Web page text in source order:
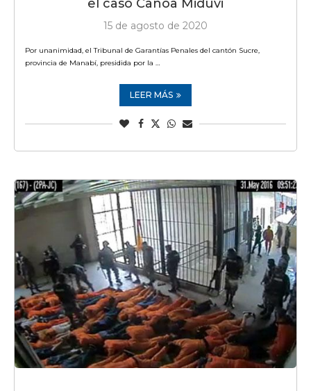
el caso Canoa Miduvi
15 de agosto de 2020
Por unanimidad, el Tribunal de Garantías Penales del cantón Sucre,
provincia de Manabí, presidida por la …
LEER MÁS